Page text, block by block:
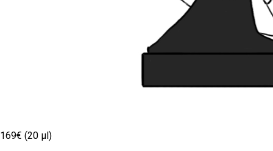
169€ (20 µl)